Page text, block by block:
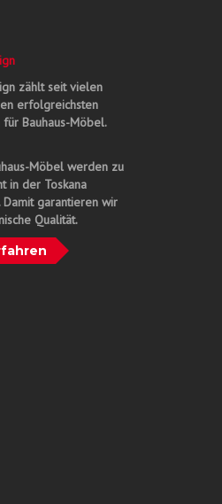
zählt seit vielen
erfolgreichsten
Bauhaus-Möbel.
Möbel werden zu
in der Toskana
garantieren wir
Qualität.